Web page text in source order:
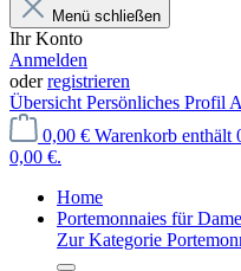
Menü schließen
Ihr Konto
Anmelden
oderregistrieren
Übersicht Persönliches Profil
0,00 € Warenkorb enthält
0,00 €.
Home
Portemonnaies für
Zur Kategorie